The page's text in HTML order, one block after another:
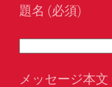
題名 (必須)
メッセージ本文